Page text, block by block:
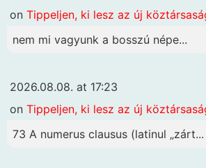
on Tippeljen, ki lesz az új
nem mi vagyunk a bosszú népe...
2026.08.08. at 17:23
on Tippeljen, ki lesz az új
73 A numerus clausus (latinul „zárt...